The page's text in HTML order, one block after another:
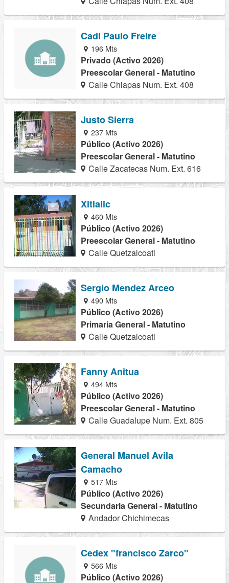
Cadi Paulo Freire
196 Mts
Privado (Activo 2026)
Preescolar General - Matutino
Calle Chiapas Num. Ext. 408
Justo Sierra
237 Mts
Público (Activo 2026)
Preescolar General - Matutino
Calle Zacatecas Num. Ext. 616
Xitlalic
460 Mts
Público (Activo 2026)
Preescolar General - Matutino
Calle Quetzalcoatl
Sergio Mendez Arceo
490 Mts
Público (Activo 2026)
Primaria General - Matutino
Calle Quetzalcoatl
Fanny Anitua
494 Mts
Público (Activo 2026)
Preescolar General - Matutino
Calle Guadalupe Num. Ext. 805
General Manuel Avila
Camacho
517 Mts
Público (Activo 2026)
Secundaria General - Matutino
Andador Chichimecas
Cedex "francisco Zarco"
566 Mts
Público (Activo 2026)